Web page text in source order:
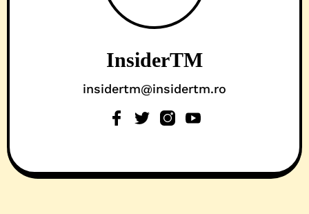
InsiderTM
insidertm@insidertm.ro